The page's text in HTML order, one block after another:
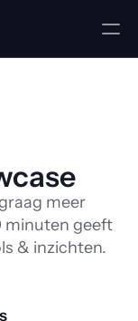
meer
minuten geeft
& inzichten.